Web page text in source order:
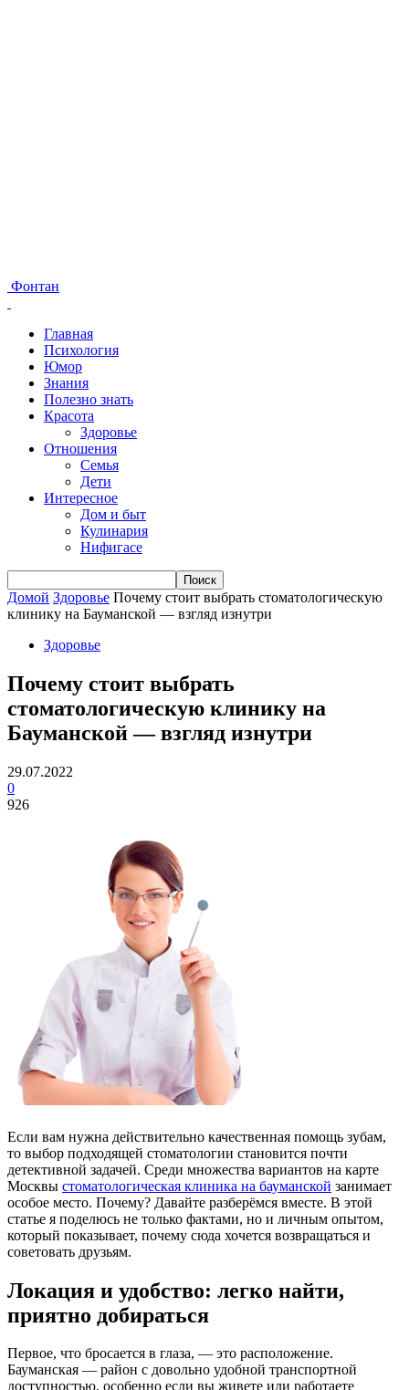
Фонтан
Главная
Психология
Юмор
Знания
Полезно знать
Красота
Здоровье
Отношения
Семья
Дети
Интересное
Дом и быт
Кулинария
Нифигасе
Домой Здоровье Почему стоит выбрать стоматологическую
клинику на Бауманской — взгляд изнутри
Здоровье
Почему стоит выбрать
стоматологическую клинику на
Бауманской — взгляд изнутри
29.07.2022
0
926
Если вам нужна действительно качественная помощь зубам,
то выбор подходящей стоматологии становится почти
детективной задачей. Среди множества вариантов на карте
Москвы стоматологическая клиника на бауманской занимает
особое место. Почему? Давайте разберёмся вместе. В этой
статье я поделюсь не только фактами, но и личным опытом,
который показывает, почему сюда хочется возвращаться и
советовать друзьям.
Локация и удобство: легко найти,
приятно добираться
Первое, что бросается в глаза, — это расположение.
Бауманская — район с довольно удобной транспортной
доступностью, особенно если вы живете или работаете